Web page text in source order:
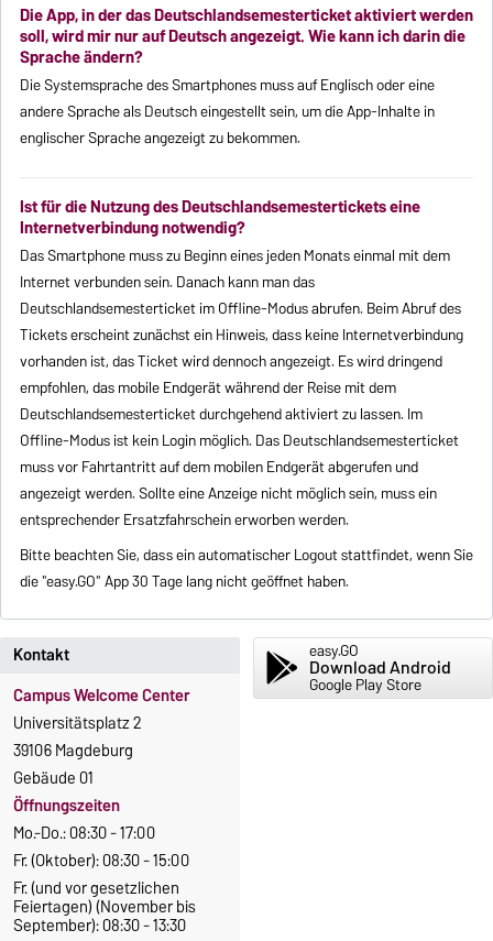
Die App, in der das Deutschlandsemesterticket aktiviert werden
soll, wird mir nur auf Deutsch angezeigt. Wie kann ich darin die
Sprache ändern?
Die Systemsprache des Smartphones muss auf Englisch oder eine
andere Sprache als Deutsch eingestellt sein, um die App-Inhalte in
englischer Sprache angezeigt zu bekommen.
Ist für die Nutzung des Deutschlandsemestertickets eine
Internetverbindung notwendig?
Das Smartphone muss zu Beginn eines jeden Monats einmal mit dem
Internet verbunden sein. Danach kann man das
Deutschlandsemesterticket im Offline-Modus abrufen. Beim Abruf des
Tickets erscheint zunächst ein Hinweis, dass keine Internetverbindung
vorhanden ist, das Ticket wird dennoch angezeigt. Es wird dringend
empfohlen, das mobile Endgerät während der Reise mit dem
Deutschlandsemesterticket durchgehend aktiviert zu lassen. Im
Offline-Modus ist kein Login möglich. Das Deutschlandsemesterticket
muss vor Fahrtantritt auf dem mobilen Endgerät abgerufen und
angezeigt werden. Sollte eine Anzeige nicht möglich sein, muss ein
entsprechender Ersatzfahrschein erworben werden.
Bitte beachten Sie, dass ein automatischer Logout stattfindet, wenn Sie
die "easy.GO" App 30 Tage lang nicht geöffnet haben.
Kontakt
Campus Welcome Center
Universitätsplatz 2
39106 Magdeburg
Gebäude 01
Öffnungszeiten
Mo.-Do.: 08:30 - 17:00
Fr. (Oktober): 08:30 - 15:00
Fr. (und vor gesetzlichen
Feiertagen) (November bis
September): 08:30 - 13:30
easy.GO
Download Android
Google Play Store